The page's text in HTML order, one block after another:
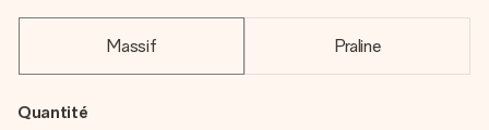
Massif Praline
Quantité